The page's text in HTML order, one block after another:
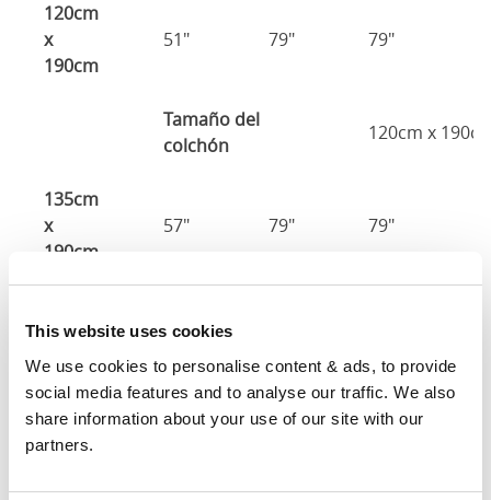
This website uses cookies
We use cookies to personalise content & ads, to provide
social media features and to analyse our traffic. We also
share information about your use of our site with our
partners.
120cm
x
190cm
51" 79" 79"
Tamaño del
colchón
120cm x
135cm
x
190cm
57" 79" 79"
X
200cm
59"
150cm 63" 83" 79"
colchón